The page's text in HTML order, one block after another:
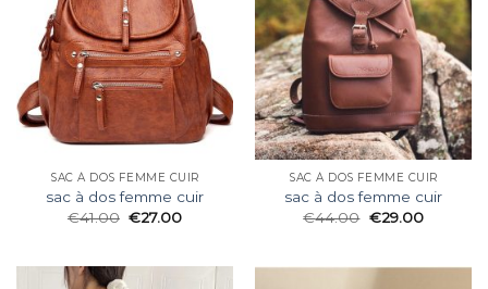
SAC À DOS FEMME CUIR
sac à dos femme cuir
€41.00 €27.00
SAC À DOS FEMME CUIR
sac à dos femme cuir
€44.00 €29.00